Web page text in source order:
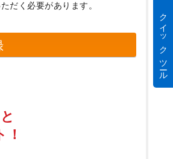
だく必要があります。
クイック ツール